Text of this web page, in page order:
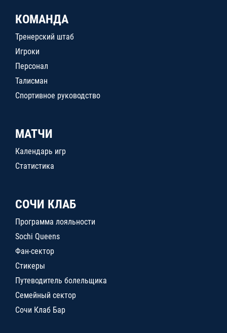
КОМАНДА
Тренерский штаб
Игроки
Персонал
Талисман
Спортивное руководство
МАТЧИ
Календарь игр
Статистика
СОЧИ КЛАБ
Программа лояльности
Sochi Queens
Фан-сектор
Стикеры
Путеводитель болельщика
Семейный сектор
Сочи Клаб Бар